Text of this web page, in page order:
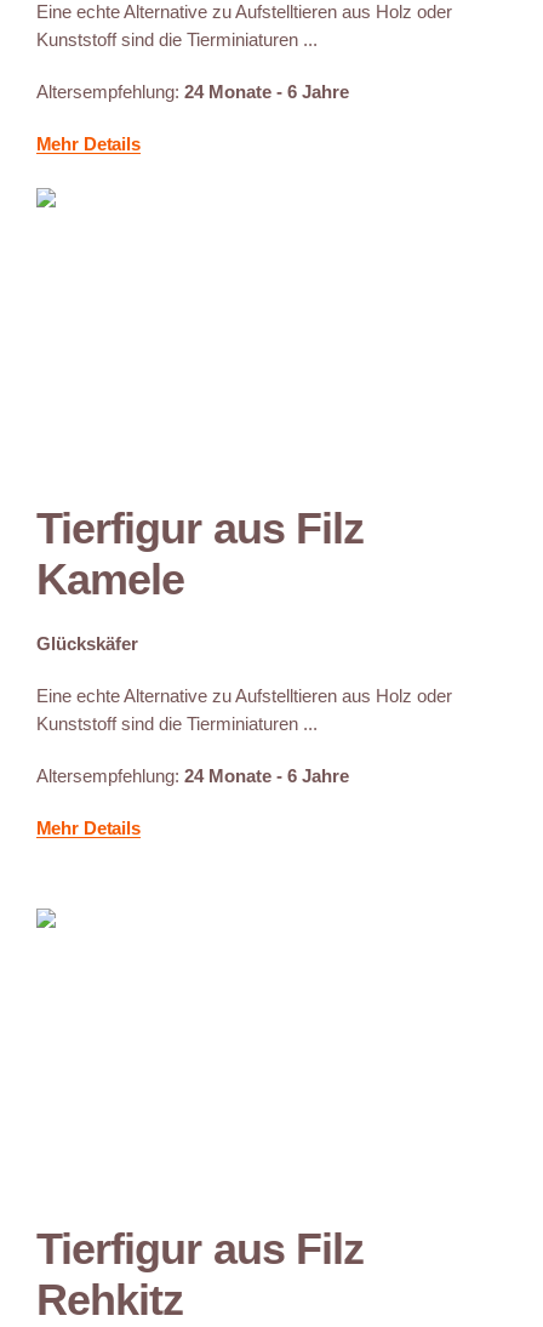
Eine echte Alternative zu Aufstelltieren aus Holz oder
Kunststoff sind die Tierminiaturen ...
Altersempfehlung: 24 Monate - 6 Jahre
Mehr Details
Tierfigur aus Filz
Kamele
Glückskäfer
Eine echte Alternative zu Aufstelltieren aus Holz oder
Kunststoff sind die Tierminiaturen ...
Altersempfehlung: 24 Monate - 6 Jahre
Mehr Details
Tierfigur aus Filz
Rehkitz